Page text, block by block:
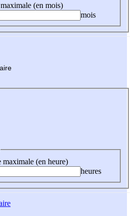
(en mois)
mois
maximale (en heure)
heures